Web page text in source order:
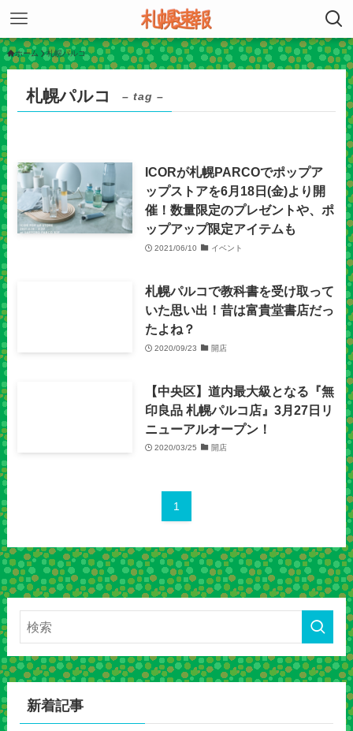
ホーム 札幌パルコ
札幌パルコ – tag –
ICORが札幌PARCOでポップア
ップストアを6月18日(金)より開
催！数量限定のプレゼントや、ポ
ップアップ限定アイテムも
2021/06/10 イベント
札幌パルコで教科書を受け取って
いた思い出！昔は富貴堂書店だっ
たよね？
2020/09/23 開店
【中央区】道内最大級となる『無
印良品 札幌パルコ店』3月27日リ
ニューアルオープン！
2020/03/25 開店
1
新着記事